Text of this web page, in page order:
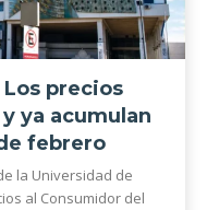
precios
ya acumulan
febrero
la Universidad de
al Consumidor del